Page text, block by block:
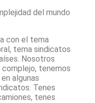
del mundo
con el tema
tema sindicatos
Nosotros
tenemos
algunas
Tenes
tenes